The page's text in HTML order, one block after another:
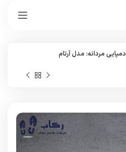
دمپایی مردانه: مدل آرتام